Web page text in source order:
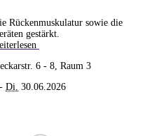
Rückenmuskulatur sowie die
gestärkt.
6 - 8, Raum 3
Di. 30.06.2026